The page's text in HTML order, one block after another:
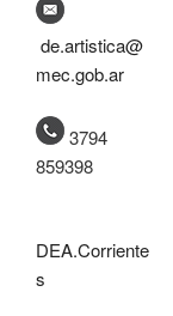
de.artistica@
mec.gob.ar
3794
859398
DEA.Corriente
s